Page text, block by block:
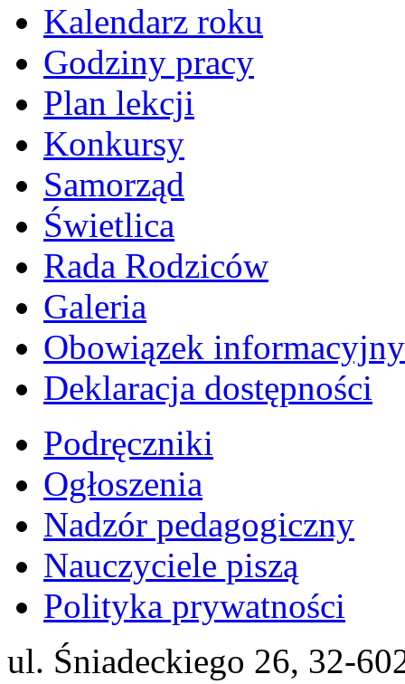
Kalendarz roku
Godziny pracy
Plan lekcji
Konkursy
Samorząd
Świetlica
Rada Rodziców
Galeria
Obowiązek informacyjny
Deklaracja dostępności
Podręczniki
Ogłoszenia
Nadzór pedagogiczny
Nauczyciele piszą
Polityka prywatności
ul. Śniadeckiego 26, 32-